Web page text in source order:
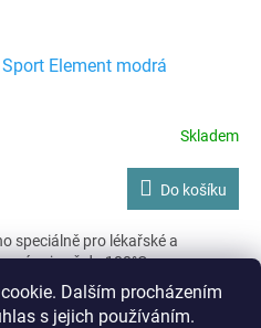
Dalším procházením
s jejich používáním.
Element modrá
Skladem
Do košíku
speciálně pro lékařské a
nápoje až do 100°C
Kód: